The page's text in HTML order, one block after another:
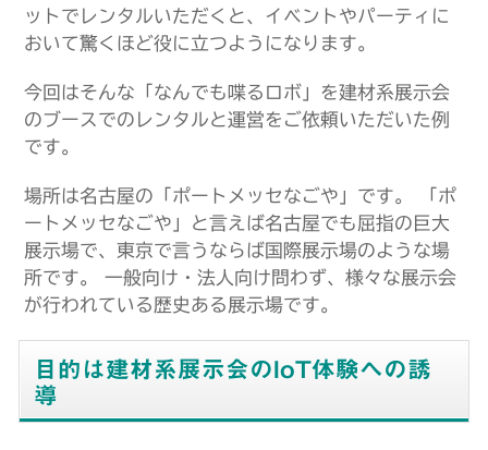
ットでレンタルいただくと、イベントやパーティに
おいて驚くほど役に立つようになります。
今回はそんな「なんでも喋るロボ」を建材系展示会
のブースでのレンタルと運営をご依頼いただいた例
です。
場所は名古屋の「ポートメッセなごや」です。 「ポ
ートメッセなごや」と言えば名古屋でも屈指の巨大
展示場で、東京で言うならば国際展示場のような場
所です。 一般向け・法人向け問わず、様々な展示会
が行われている歴史ある展示場です。
目的は建材系展示会のIoT体験への誘
導